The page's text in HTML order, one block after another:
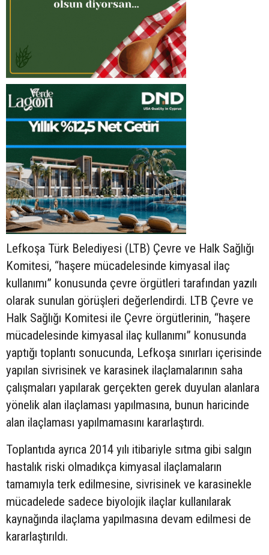
Lefkoşa Türk Belediyesi (LTB) Çevre ve Halk Sağlığı
Komitesi, “haşere mücadelesinde kimyasal ilaç
kullanımı” konusunda çevre örgütleri tarafından yazılı
olarak sunulan görüşleri değerlendirdi. LTB Çevre ve
Halk Sağlığı Komitesi ile Çevre örgütlerinin, “haşere
mücadelesinde kimyasal ilaç kullanımı” konusunda
yaptığı toplantı sonucunda, Lefkoşa sınırları içerisinde
yapılan sivrisinek ve karasinek ilaçlamalarının saha
çalışmaları yapılarak gerçekten gerek duyulan alanlara
yönelik alan ilaçlaması yapılmasına, bunun haricinde
alan ilaçlaması yapılmamasını kararlaştırdı.
Toplantıda ayrıca 2014 yılı itibariyle sıtma gibi salgın
hastalık riski olmadıkça kimyasal ilaçlamaların
tamamıyla terk edilmesine, sivrisinek ve karasinekle
mücadelede sadece biyolojik ilaçlar kullanılarak
kaynağında ilaçlama yapılmasına devam edilmesi de
kararlaştırıldı.